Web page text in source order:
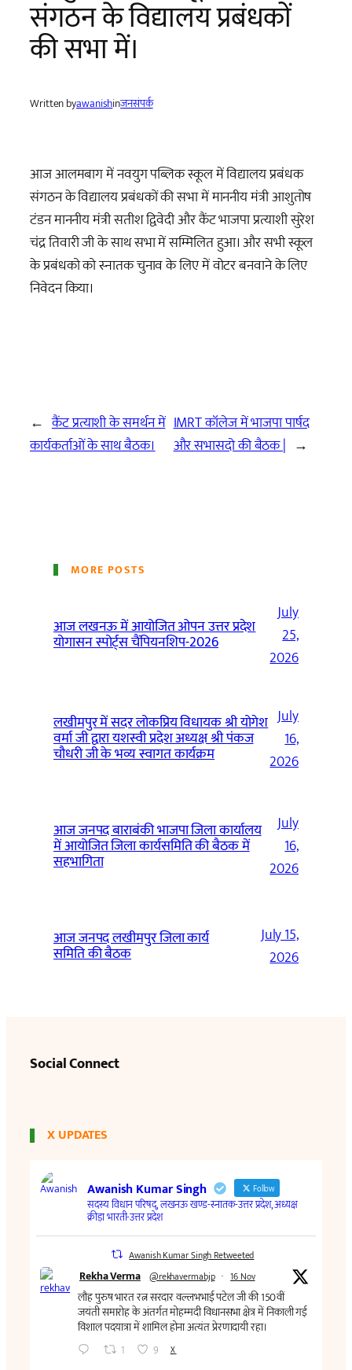
संगठन के विद्यालय प्रबंधकों
की सभा में।
Written byawanishinजनसंपर्क
आज आलमबाग में नवयुग पब्लिक स्कूल में विद्यालय प्रबंधक
संगठन के विद्यालय प्रबंधकों की सभा में माननीय मंत्री आशुतोष
टंडन माननीय मंत्री सतीश द्विवेदी और कैंट भाजपा प्रत्याशी सुरेश
चंद्र तिवारी जी के साथ सभा में सम्मिलित हुआ। और सभी स्कूल
के प्रबंधको को स्नातक चुनाव के लिए में वोटर बनवाने के लिए
निवेदन किया।
← कैंट प्रत्याशी के समर्थन में
कार्यकर्ताओं के साथ बैठक।
IMRT कॉलेज में भाजपा पार्षद
और सभासदो की बैठक | →
MORE POSTS
आज लखनऊ में आयोजित ओपन उत्तर प्रदेश
योगासन स्पोर्ट्स चैंपियनशिप-2026
July
25,
2026
लखीमपुर में सदर लोकप्रिय विधायक श्री योगेश
वर्मा जी द्वारा यशस्वी प्रदेश अध्यक्ष श्री पंकज
चौधरी जी के भव्य स्वागत कार्यक्रम
July
16,
2026
आज जनपद बाराबंकी भाजपा जिला कार्यालय
में आयोजित जिला कार्यसमिति की बैठक में
सहभागिता
July
16,
2026
आज जनपद लखीमपुर जिला कार्य
समिति की बैठक
July 15,
2026
Social Connect
X UPDATES